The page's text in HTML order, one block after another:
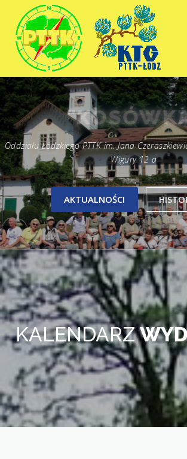
treści
HOME GALERIE KALENDARZ
ZARZĄD BIULETYNY
Oddziału Łódzkiego PTTK im. Jana
Wigury 12 a
AKTUALNOŚCI
KALENDARZ